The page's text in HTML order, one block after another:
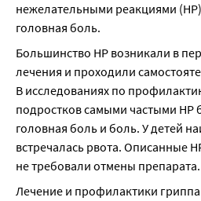
нежелательными реакциями
головная боль.
Большинство HP возникали в
лечения и проходили
В исследованиях по
подростков самыми частыми HP
головная боль и боль. У детей
встречалась рвота. Описанные
не требовали отмены препарата.
Лечение и профилактики гриппа